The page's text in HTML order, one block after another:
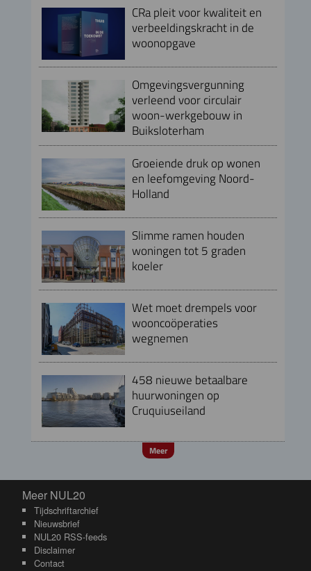
CRa pleit voor kwaliteit en
verbeeldingskracht in de
woonopgave
Omgevingsvergunning
verleend voor circulair
woon-werkgebouw in
Buiksloterham
Groeiende druk op wonen
en leefomgeving Noord-
Holland
Slimme ramen houden
woningen tot 5 graden
koeler
Wet moet drempels voor
wooncoöperaties
wegnemen
458 nieuwe betaalbare
huurwoningen op
Cruquiuseiland
Meer
Meer NUL20
Meer NUL20
Tijdschriftarchief
Nieuwsbrief
NUL20 RSS-feeds
Disclaimer
Contact